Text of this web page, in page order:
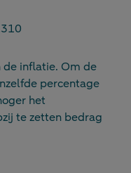
inflatie. Om de
percentage
het
te zetten bedrag